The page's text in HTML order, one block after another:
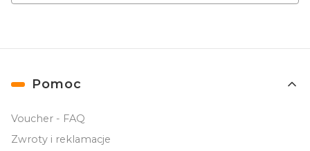
Linki w stopce
Pomoc
Voucher - FAQ
Zwroty i reklamacje